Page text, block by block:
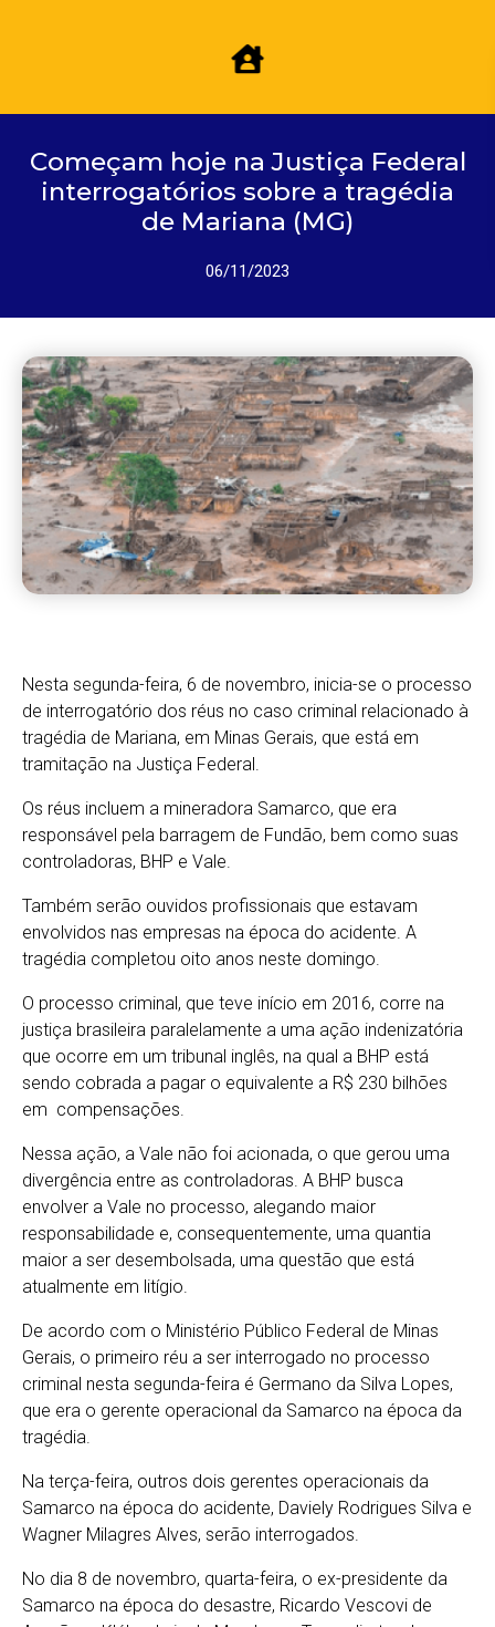
Começam hoje na Justiça Federal
interrogatórios sobre a tragédia
de Mariana (MG)
06/11/2023
Nesta segunda-feira, 6 de novembro, inicia-se o processo
de interrogatório dos réus no caso criminal relacionado à
tragédia de Mariana, em Minas Gerais, que está em
tramitação na Justiça Federal.
Os réus incluem a mineradora Samarco, que era
responsável pela barragem de Fundão, bem como suas
controladoras, BHP e Vale.
Também serão ouvidos profissionais que estavam
envolvidos nas empresas na época do acidente. A
tragédia completou oito anos neste domingo.
O processo criminal, que teve início em 2016, corre na
justiça brasileira paralelamente a uma ação indenizatória
que ocorre em um tribunal inglês, na qual a BHP está
sendo cobrada a pagar o equivalente a R$ 230 bilhões
em compensações.
Nessa ação, a Vale não foi acionada, o que gerou uma
divergência entre as controladoras. A BHP busca
envolver a Vale no processo, alegando maior
responsabilidade e, consequentemente, uma quantia
maior a ser desembolsada, uma questão que está
atualmente em litígio.
De acordo com o Ministério Público Federal de Minas
Gerais, o primeiro réu a ser interrogado no processo
criminal nesta segunda-feira é Germano da Silva Lopes,
que era o gerente operacional da Samarco na época da
tragédia.
Na terça-feira, outros dois gerentes operacionais da
Samarco na época do acidente, Daviely Rodrigues Silva e
Wagner Milagres Alves, serão interrogados.
No dia 8 de novembro, quarta-feira, o ex-presidente da
Samarco na época do desastre, Ricardo Vescovi de